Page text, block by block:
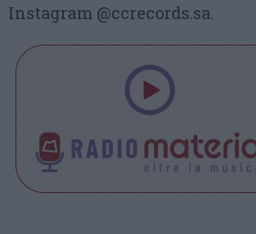
Instagram @ccrecords.sa.